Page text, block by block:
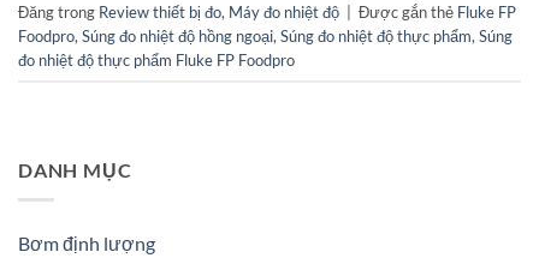
Đăng trong Review thiết bị đo, Máy đo nhiệt độ Được gắn thẻ Fluke FP
Foodpro, Súng đo nhiệt độ hồng ngoại, Súng đo nhiệt độ thực phẩm, Súng
đo nhiệt độ thực phẩm Fluke FP Foodpro
DANH MỤC
Bơm định lượng